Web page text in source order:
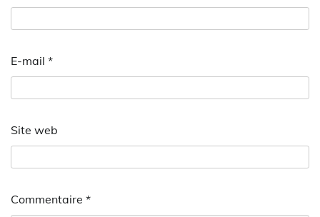
E-mail *
Site web
Commentaire *